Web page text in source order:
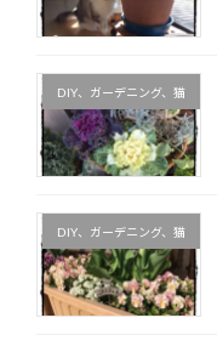
DIY、ガーデニング、猫
DIY、ガーデニング、猫